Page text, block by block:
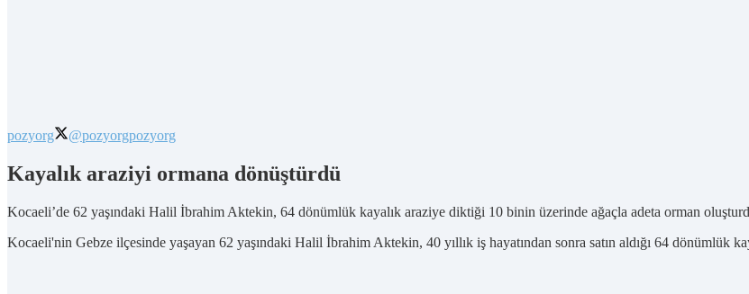
pozyorg @pozyorgpozyorg
Kayalık araziyi ormana dönüştürdü
Kocaeli’de 62 yaşındaki Halil İbrahim Aktekin, 64 dönümlük kayalık araziye diktiği 10 binin üzerinde ağaçla adeta orman
Kocaeli'nin Gebze ilçesinde yaşayan 62 yaşındaki Halil İbrahim Aktekin, 40 yıllık iş hayatından sonra satın aldığı 64 dönümlük